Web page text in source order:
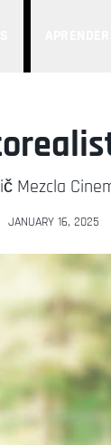
Mezcla
JANUARY 16, 2025